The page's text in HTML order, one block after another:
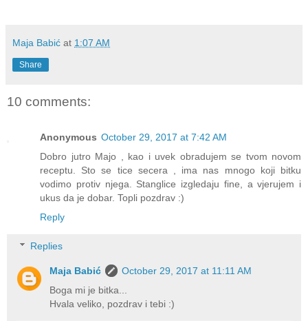
Maja Babić at 1:07 AM
Share
10 comments:
Anonymous October 29, 2017 at 7:42 AM
Dobro jutro Majo , kao i uvek obradujem se tvom novom
receptu. Sto se tice secera , ima nas mnogo koji bitku
vodimo protiv njega. Stanglice izgledaju fine, a vjerujem i
ukus da je dobar. Topli pozdrav :)
Reply
Replies
Maja Babić
October 29, 2017 at 11:11 AM
Boga mi je bitka...
Hvala veliko, pozdrav i tebi :)